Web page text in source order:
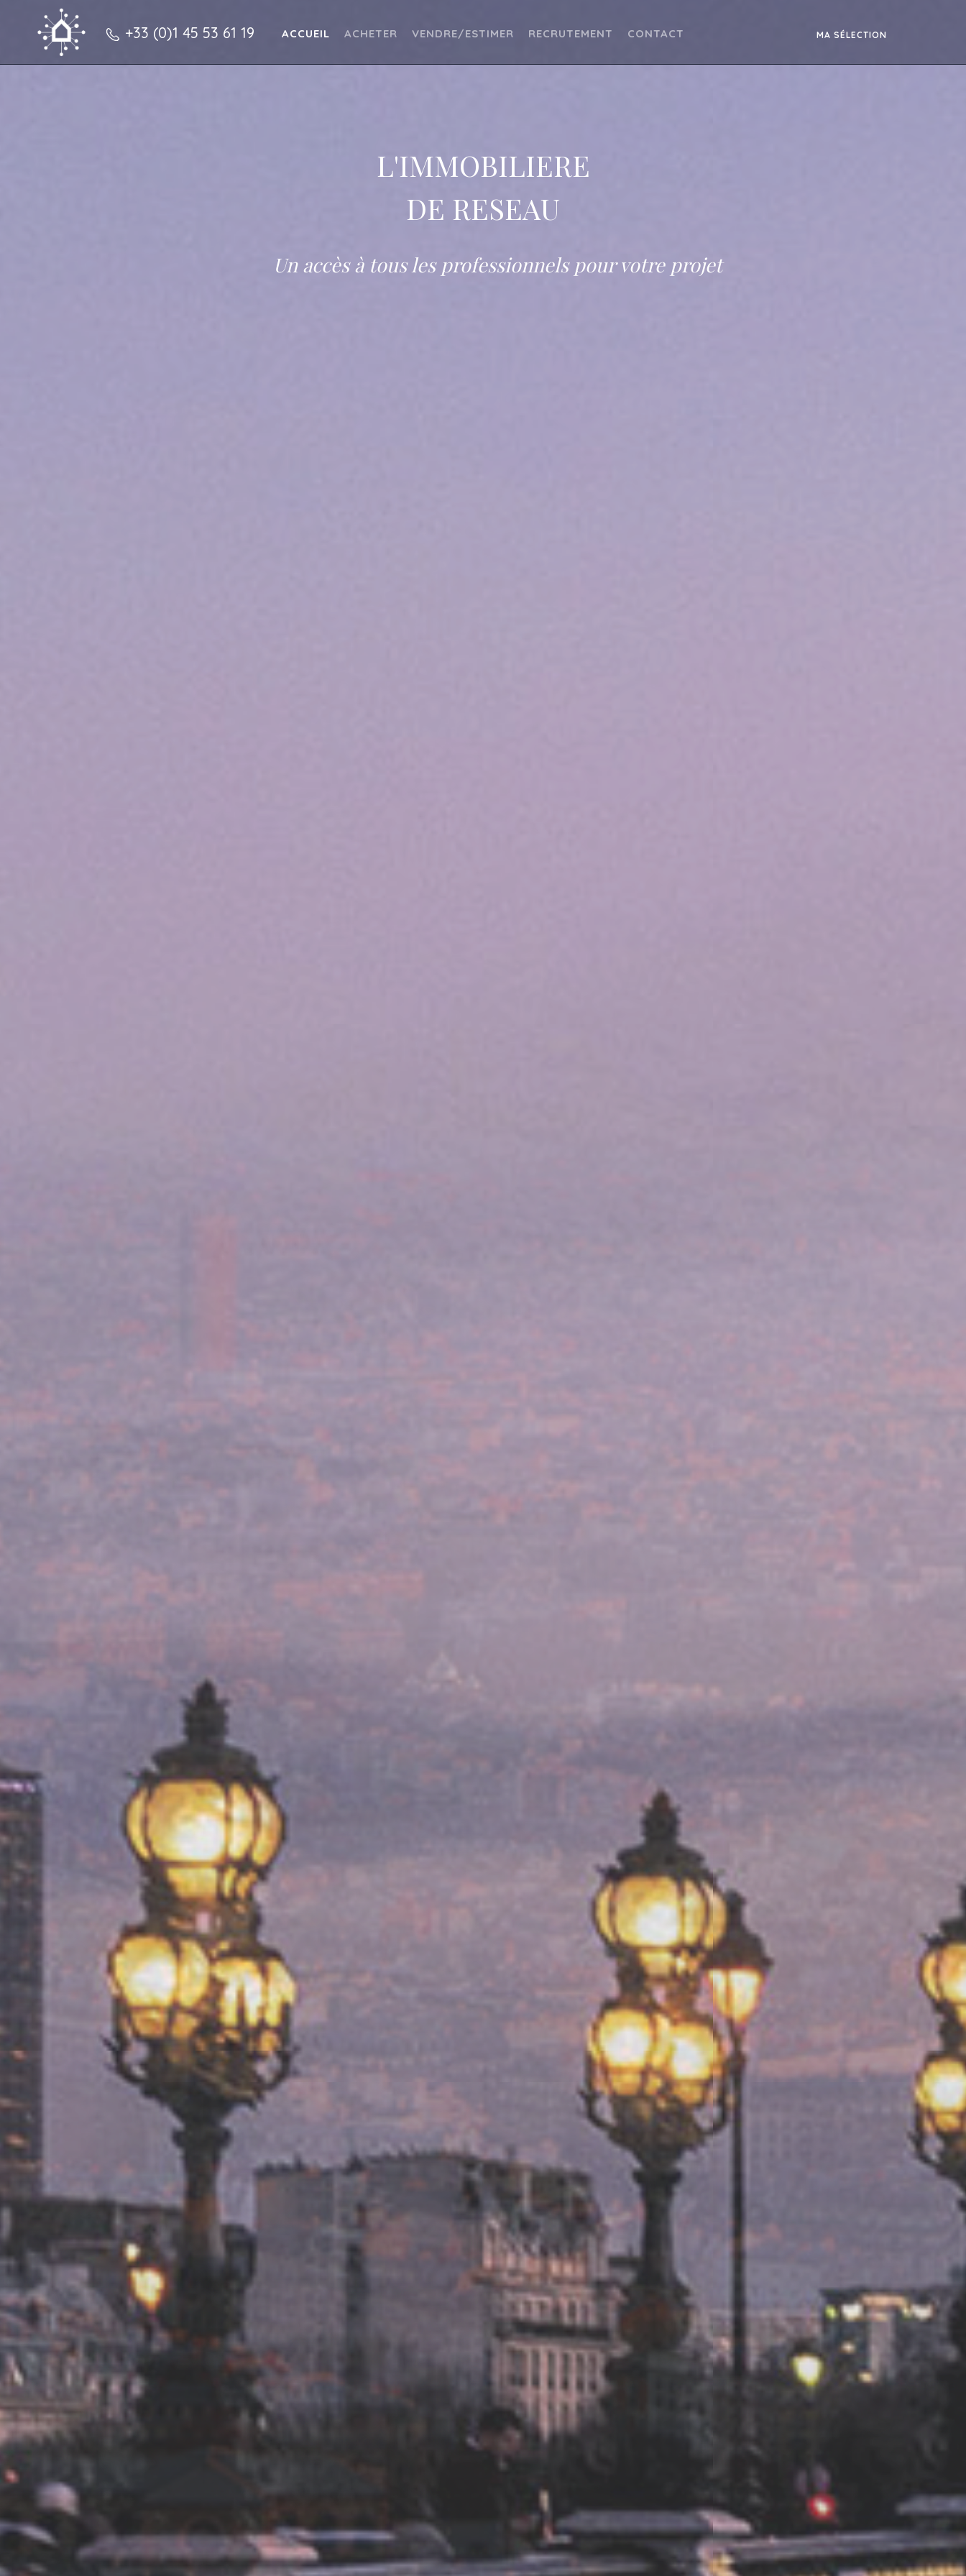
MA SÉLECTION
ACCUEIL ACHETER VENDRE/ESTIMER RECRUTEMENT CONTACT
+33 (0)1 45 53 61 19
L'IMMOBILIERE
DE RESEAU
Un accès à tous les professionnels pour votre projet